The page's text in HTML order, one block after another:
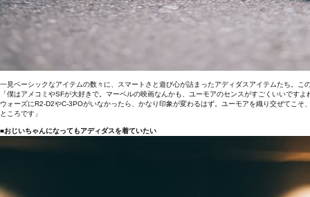
一見ベーシックなアイテムの数々に、スマートさと遊び心が詰まったアディダスアイテムたち。
「僕はアメコミやSFが大好きで。マーベルの映画なんかも、ユーモアのセンスがすごくいいです
ウォーズにR2-D2やC-3POがいなかったら、かなり印象が変わるはず。ユーモアを織り交ぜてこ
ところです」
■おじいちゃんになってもアディダスを着ていたい